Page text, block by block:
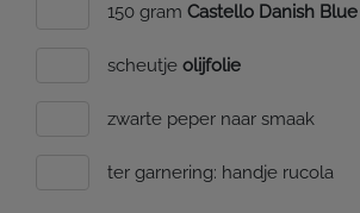
150 gram Castello Danish
scheutje olijfolie
zwarte peper naar smaak
ter garnering: handje rucola